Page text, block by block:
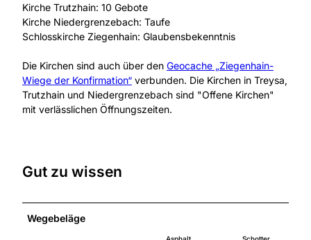
Kirche Trutzhain: 10 Gebote
Kirche Niedergrenzebach: Taufe
Schlosskirche Ziegenhain: Glaubensbekenntnis
Die Kirchen sind auch über den Geocache „Ziegenhain-
Wiege der Konfirmation“ verbunden. Die Kirchen in Treysa,
Trutzhain und Niedergrenzebach sind "Offene Kirchen"
mit verlässlichen Öffnungszeiten.
Gut zu wissen
Wegebeläge